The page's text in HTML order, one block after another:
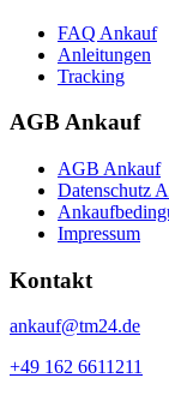
FAQ Ankauf
Anleitungen
Tracking
AGB Ankauf
AGB Ankauf
Datenschutz
Impressum
Kontakt
ankauf@tm24.de
+49 162 6611211